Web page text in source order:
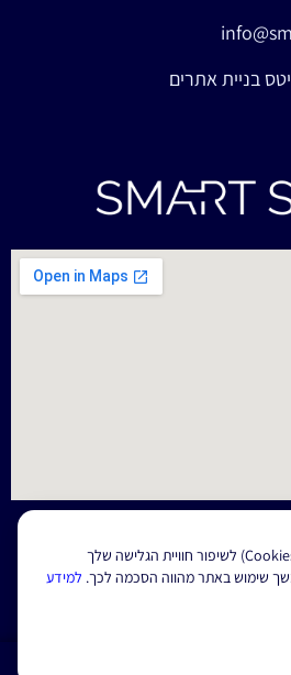
בניית אתרים
אנו משתמשים בעוגיות (Cookies) לשיפור חוויית הגלישה שלך
שימוש באתר מהווה הסכמה לכך. למידע